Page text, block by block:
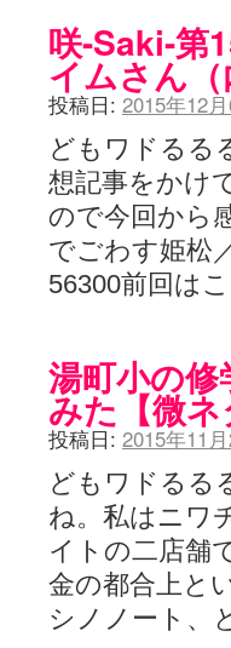
咲-Saki-第
イムさん
投稿日: 2015年12
どもワドるる
想記事をかけ
ので今回から
でごわす姫松
56300前回は
湯町小の
みた【微ネ
投稿日: 2015年11
どもワドるる
ね。私はニワ
イトの二店舗
金の都合上と
シノノート